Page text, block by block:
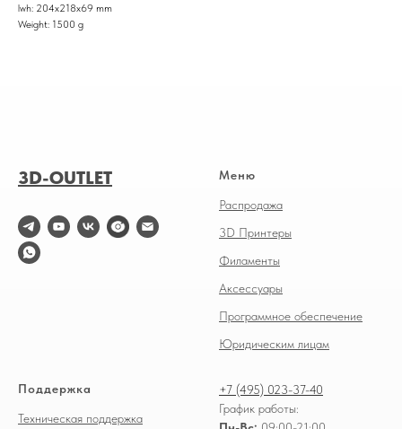
lwh: 204x218x69 mm
Weight: 1500 g
3D-OUTLET Меню
Распродажа
3D Принтеры
Филаменты
Аксессуары
Программное обеспечение
Юридическим лицам
Поддержка
Техническая поддержка
+7 (495) 023-37-40
График работы: